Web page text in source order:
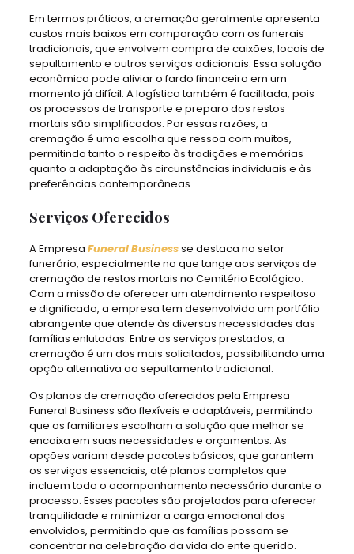
Em termos práticos, a cremação geralmente apresenta
custos mais baixos em comparação com os funerais
tradicionais, que envolvem compra de caixões, locais de
sepultamento e outros serviços adicionais. Essa solução
econômica pode aliviar o fardo financeiro em um
momento já difícil. A logística também é facilitada, pois
os processos de transporte e preparo dos restos
mortais são simplificados. Por essas razões, a
cremação é uma escolha que ressoa com muitos,
permitindo tanto o respeito às tradições e memórias
quanto a adaptação às circunstâncias individuais e às
preferências contemporâneas.
Serviços Oferecidos
A Empresa Funeral Businessse destaca no setor
funerário, especialmente no que tange aos serviços de
cremação de restos mortais no Cemitério Ecológico.
Com a missão de oferecer um atendimento respeitoso
e dignificado, a empresa tem desenvolvido um portfólio
abrangente que atende às diversas necessidades das
famílias enlutadas. Entre os serviços prestados, a
cremação é um dos mais solicitados, possibilitando uma
opção alternativa ao sepultamento tradicional.
Os planos de cremação oferecidos pela Empresa
Funeral Business são flexíveis e adaptáveis, permitindo
que os familiares escolham a solução que melhor se
encaixa em suas necessidades e orçamentos. As
opções variam desde pacotes básicos, que garantem
os serviços essenciais, até planos completos que
incluem todo o acompanhamento necessário durante o
processo. Esses pacotes são projetados para oferecer
tranquilidade e minimizar a carga emocional dos
envolvidos, permitindo que as famílias possam se
concentrar na celebração da vida do ente querido.